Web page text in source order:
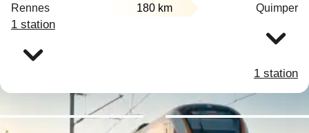
Rennes 180 km Quimper
1 station
1 station